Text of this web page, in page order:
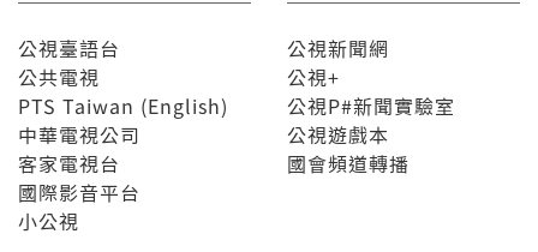
公視臺語台
公共電視
PTS Taiwan (English)
中華電視公司
客家電視台
國際影音平台
小公視
公視新聞網
公視+
公視P#新聞實驗室
公視遊戲本
國會頻道轉播